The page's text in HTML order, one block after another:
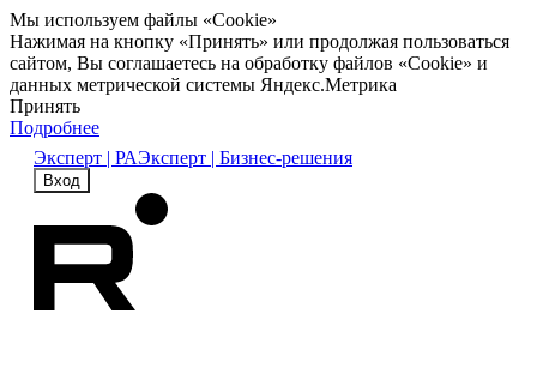
Мы используем файлы «Cookie»
Нажимая на кнопку «Принять» или продолжая пользоваться
сайтом, Вы соглашаетесь на обработку файлов «Cookie» и
данных метрической системы Яндекс.Метрика
Принять
Подробнее
Эксперт | РАЭксперт | Бизнес-решения
Вход